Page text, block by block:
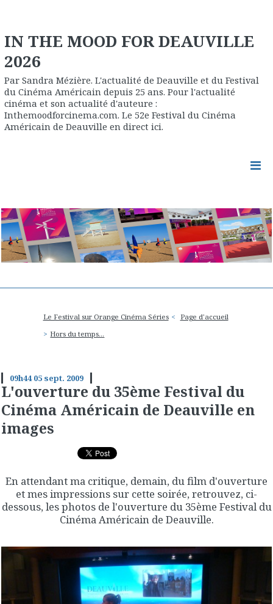
IN THE MOOD FOR DEAUVILLE
2026
Par Sandra Mézière. L'actualité de Deauville et du Festival
du Cinéma Américain depuis 25 ans. Pour l'actualité
cinéma et son actualité d'auteure :
Inthemoodforcinema.com. Le 52e Festival du Cinéma
Américain de Deauville en direct ici.
Le Festival sur Orange Cinéma Séries
Page d'accueil
Hors du temps...
09h44 05 sept. 2009
L'ouverture du 35ème Festival du
Cinéma Américain de Deauville en
images
En attendant ma critique, demain, du film d'ouverture
et mes impressions sur cette soirée, retrouvez, ci-
dessous, les photos de l'ouverture du 35ème Festival du
Cinéma Américain de Deauville.